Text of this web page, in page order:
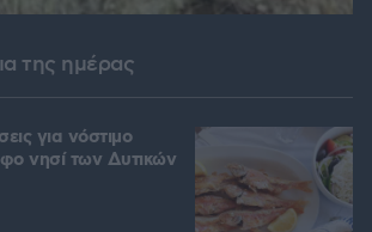
της ημέρας
για νόστιμο
νησί των Δυτικών